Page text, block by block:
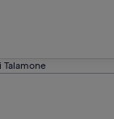
Talamone